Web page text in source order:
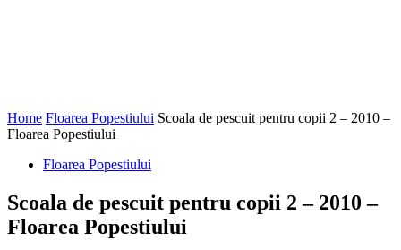
Home Floarea Popestiului Scoala de pescuit pentru copii 2 – 2010 –
Floarea Popestiului
Floarea Popestiului
Scoala de pescuit pentru copii 2 – 2010 –
Floarea Popestiului